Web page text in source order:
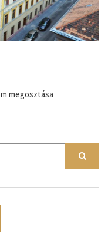
megosztása